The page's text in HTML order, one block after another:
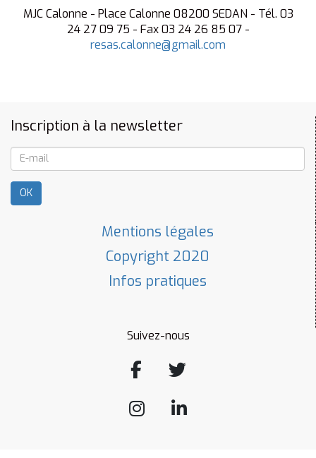
MJC Calonne - Place Calonne 08200 SEDAN - Tél. 03
24 27 09 75 - Fax 03 24 26 85 07 -
resas.calonne@gmail.com
Inscription à la newsletter
OK
Mentions légales
Copyright 2020
Infos pratiques
Suivez-nous